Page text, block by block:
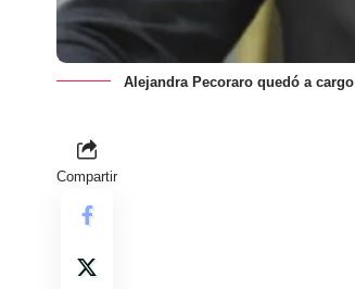
Alejandra Pecoraro quedó a
Compartir